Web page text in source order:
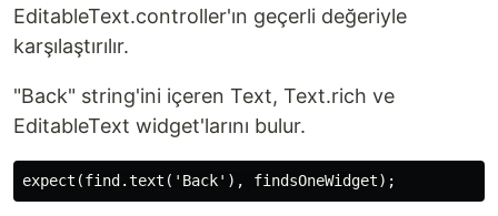
EditableText.controller'ın geçerli değeriyle
karşılaştırılır.
"Back" string'ini içeren Text, Text.rich ve
EditableText widget'larını bulur.